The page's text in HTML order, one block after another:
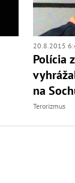
20.8.2015
Polícia
na
Terorizmus